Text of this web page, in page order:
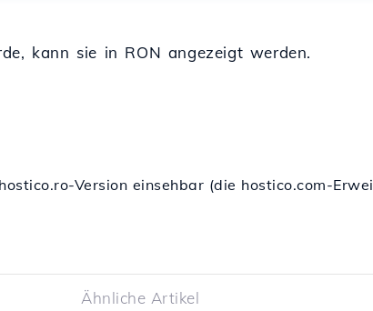
kann sie in RON angezeigt werden.
Version einsehbar (die hostico.com-
Ähnliche Artikel